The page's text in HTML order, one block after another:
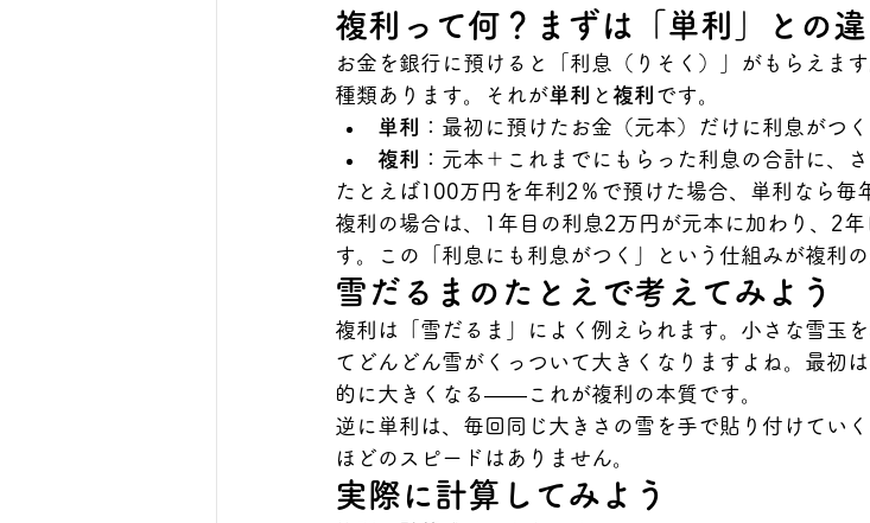
複利って何？まずは「単利」との
お金を銀行に預けると「利息（りそく）」がもらえま
種類あります。それが単利 と 複利 です。
単利
：最初に預けたお金（元本）だけに利息がつく
複利
：元本＋これまでにもらった利息の合計に、
たとえば100万円を年利2％で預けた場合、単利なら毎
複利の場合は、1年目の利息2万円が元本に加わり、2
す。この「利息にも利息がつく」という仕組みが複利の
雪だるまのたとえで考えてみよう
複利は「雪だるま」によく例えられます。小さな雪玉
てどんどん雪がくっついて大きくなりますよね。最初
的に大きくなる——これが複利の本質です。
逆に単利は、毎回同じ大きさの雪を手で貼り付けてい
ほどのスピードはありません。
実際に計算してみよう